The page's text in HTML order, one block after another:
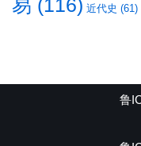
易 (116) 近代史 (61)
鲁